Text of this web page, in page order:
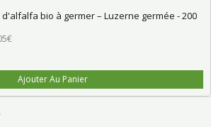
bio à germer – Luzerne germée - 200
€
actuel
Ajouter Au Panier